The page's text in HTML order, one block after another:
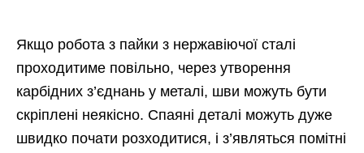
Якщо робота з пайки з нержавіючої сталі
проходитиме повільно, через утворення
карбідних з’єднань у металі, шви можуть бути
скріплені неякісно. Спаяні деталі можуть дуже
швидко почати розходитися, і з’являться помітні